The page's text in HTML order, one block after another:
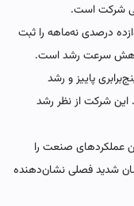
شرکت است.
رشد دوازده درصدی نه‌ماهه را ثبت
کاهش سرعت رشد است.
پنج‌برابری پاییز و رشد
شرکت از نظر رشد
عملکردهای صنعت را
شدید فصلی نشان‌دهنده